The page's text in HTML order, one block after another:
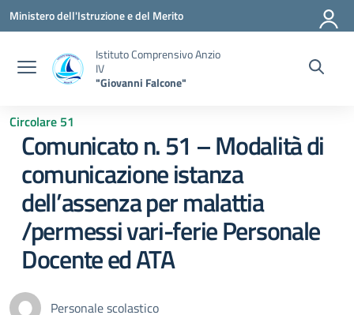
Vai ai contenuti
Vai al menu di navigazione
Vai al footer
Ministero dell'Istruzione e del Merito
Istituto Comprensivo Anzio
IV
"Giovanni Falcone"
Circolare 51
Comunicato n. 51 – Modalità di
comunicazione istanza
dell’assenza per malattia
/permessi vari-ferie Personale
Docente ed ATA
Personale scolastico